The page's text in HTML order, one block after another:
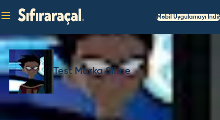
Mobil Uygulamayı İndir
Test Marka Silme